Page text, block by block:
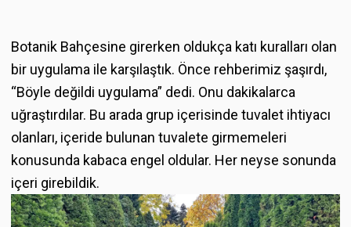
Botanik Bahçesine girerken oldukça katı kuralları olan
bir uygulama ile karşılaştık. Önce rehberimiz şaşırdı,
“Böyle değildi uygulama” dedi. Onu dakikalarca
uğraştırdılar. Bu arada grup içerisinde tuvalet ihtiyacı
olanları, içeride bulunan tuvalete girmemeleri
konusunda kabaca engel oldular. Her neyse sonunda
içeri girebildik.